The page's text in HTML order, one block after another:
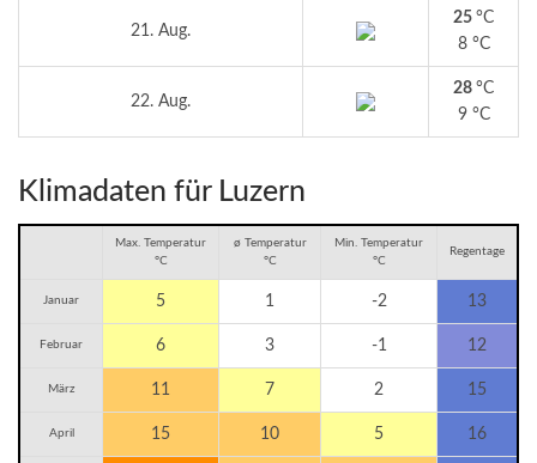
21. Aug.
25 °C
8 °C
22. Aug.
28 °C
9 °C
Klimadaten für Luzern
Max. Temperatur
°C
ø Temperatur
°C
Min. Temperatur
°C
Regentage
Januar 5 1 -2 13
Februar 6 3 -1 12
März 11 7 2 15
April 15 10 5 16